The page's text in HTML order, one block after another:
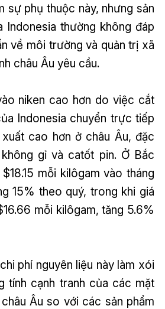
sự phụ thuộc này, nhưng sản
Indonesia thường không đáp
về môi trường và quản trị xã
châu Âu yêu cầu.
niken cao hơn do việc cắt
Indonesia chuyển trực tiếp
cao hơn ở châu Âu, đặc
gỉ và catốt pin. Ở Bắc
mỗi kilôgam vào tháng
15% theo quý, trong khi giá
mỗi kilôgam, tăng 5.6%
phí nguyên liệu này làm xói
tính cạnh tranh của các mặt
Âu so với các sản phẩm